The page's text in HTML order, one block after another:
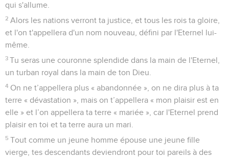
qui s'allume.
2 Alors les nations verront ta justice, et tous les rois ta gloire,
et l'on t'appellera d'un nom nouveau, défini par l'Eternel lui-
même.
3 Tu seras une couronne splendide dans la main de l'Eternel,
un turban royal dans la main de ton Dieu.
4 On ne t’appellera plus « abandonnée », on ne dira plus à ta
terre « dévastation », mais on t’appellera « mon plaisir est en
elle » et l’on appellera ta terre « mariée », car l'Eternel prend
plaisir en toi et ta terre aura un mari.
5 Tout comme un jeune homme épouse une jeune fille
vierge, tes descendants deviendront pour toi pareils à des